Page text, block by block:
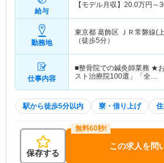
給与
【モデル月収】 20.0万円～
勤務地
東京都 葛飾区 ＪＲ常磐線(
（徒歩5分）
仕事内容
■整骨院での鍼灸師業務 ★
スト治療院100選」「全…
駅から徒歩5分以内 寮・借り上げ
保存する
この求人を問